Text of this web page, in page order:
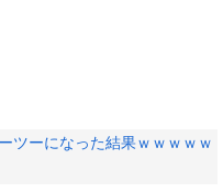
ツーになった結果ｗｗｗｗｗ